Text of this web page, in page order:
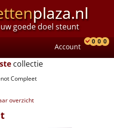
plaza.nl
goede doel steunt
Account
0 0 0
collectie
Compleet
overzicht